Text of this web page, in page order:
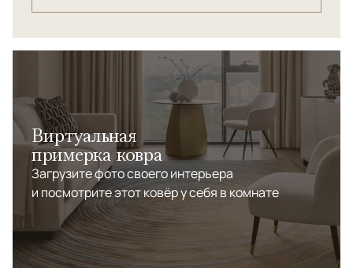
Виртуальная
примерка ковра
Загрузите фото своего интерьера
и посмотрите этот ковёр у себя в комнате